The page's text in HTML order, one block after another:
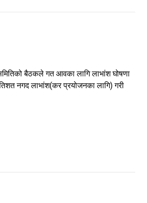
बैठकले गत आवका लागि लाभांश घोषणा
नगद लाभांश(कर प्रयोजनका लागि) गरी